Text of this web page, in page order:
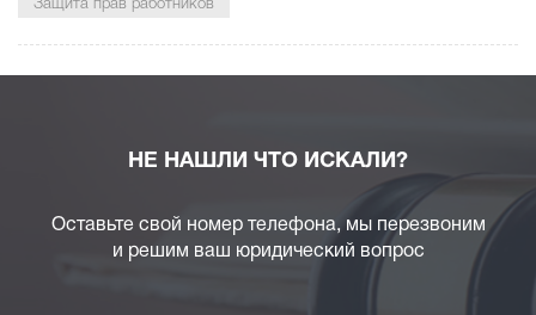
Защита прав работников
НЕ НАШЛИ ЧТО ИСКАЛИ?
Оставьте свой номер телефона, мы перезвоним
и решим ваш юридический вопрос